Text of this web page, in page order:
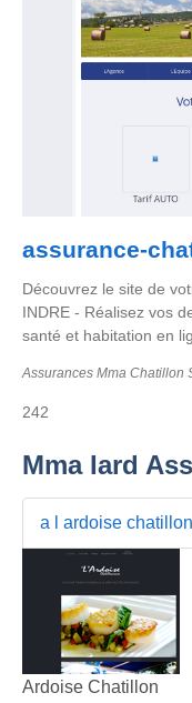
assurance-
Découvrez le site de
INDRE - Réalisez vos
santé et habitation en
Assurances Mma Chatillon
242
Mma Iard
a l ardoise
Ardoise Chatillon